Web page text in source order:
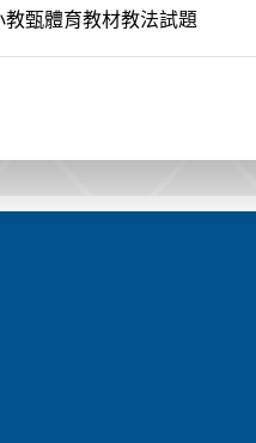
甄體育教材教法試題